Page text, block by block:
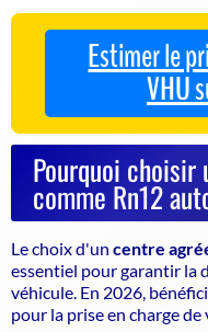
Estimer le
VHU
Pourquoi choisir
comme Rn12
Le choix d'un centre
essentiel pour garantir la
véhicule . En 2026,
pour la prise en charge